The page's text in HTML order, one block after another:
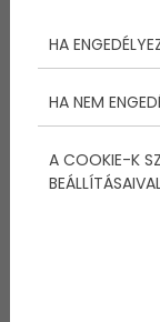
További
HA
HA NEM
A COOKIE-K